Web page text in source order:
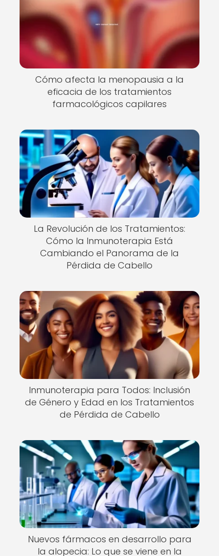
Cómo afecta la menopausia a la
eficacia de los tratamientos
farmacológicos capilares
La Revolución de los Tratamientos:
Cómo la Inmunoterapia Está
Cambiando el Panorama de la
Pérdida de Cabello
Inmunoterapia para Todos: Inclusión
de Género y Edad en los Tratamientos
de Pérdida de Cabello
Nuevos fármacos en desarrollo para
la alopecia: Lo que se viene en la